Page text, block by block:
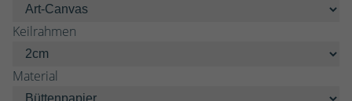
Keilrahmen
Material